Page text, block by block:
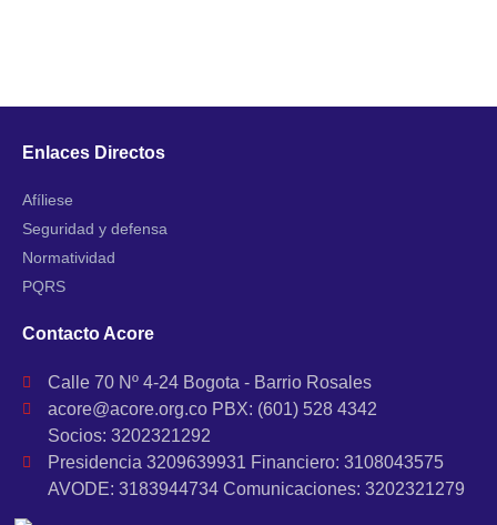
Enlaces Directos
Afíliese
Seguridad y defensa
Normatividad
PQRS
Contacto Acore
Calle 70 Nº 4-24 Bogota - Barrio Rosales
acore@acore.org.co PBX: (601) 528 4342
Socios: 3202321292
Presidencia 3209639931 Financiero: 3108043575
AVODE: 3183944734 Comunicaciones: 3202321279